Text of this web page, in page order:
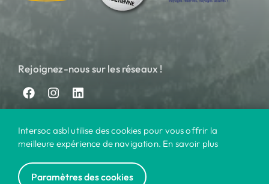
Rejoignez-nous sur les réseaux !
© 2024 Intersoc
Intersoc asbl utilise des cookies pour vous offrir la
meilleure expérience de navigation. En savoir plus
Paramètres des cookies